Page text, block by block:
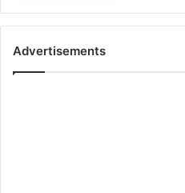
Advertisements